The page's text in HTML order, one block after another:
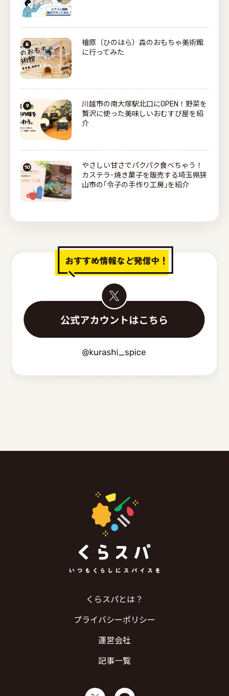
檜原（ひのはら）森のおもちゃ美術館
に行ってみた
川越市の南大塚駅北口にOPEN！野菜を
贅沢に使った美味しいおむすび屋を紹
介
やさしい甘さでパクパク食べちゃう！
カステラ･焼き菓子を販売する埼玉県狭
山市の｢令子の手作り工房｣を紹介
くらスパとは？
プライバシーポリシー
運営会社
記事一覧